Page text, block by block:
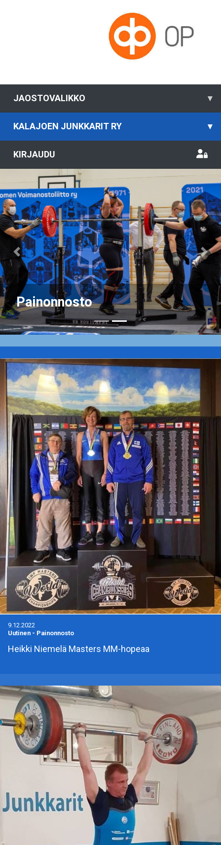
JAOSTOVALIKKO ▾
KALAJOEN JUNKKARIT RY ▾
KIRJAUDU
Painonnosto
Previous
9.12.2022
Uutinen - Painonnosto
Heikki Niemelä Masters MM-hopeaa